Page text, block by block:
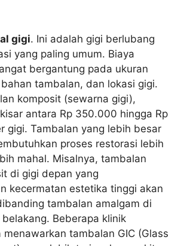
gigi. Ini adalah gigi berlubang
yang paling umum. Biaya
bergantung pada ukuran
tambalan, dan lokasi gigi.
komposit (sewarna gigi),
antara Rp 350.000 hingga Rp
gigi. Tambalan yang lebih besar
proses restorasi lebih
mahal. Misalnya, tambalan
di gigi depan yang
kecermatan estetika tinggi akan
tambalan amalgam di
Beberapa klinik
menawarkan tambalan GIC (Glass